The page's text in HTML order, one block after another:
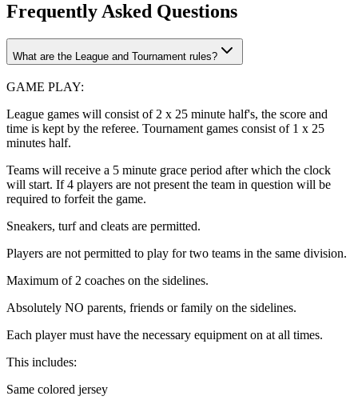
Frequently Asked Questions​​​​‌ ‍ ​‍​‍‌‍ ‌ ​‍‌‍‍‌‌‍‌ ‌‍‍‌‌‍ ‍​‍​‍​ ‍‍​‍​‍‌ ​ ‌‍​‌‌‍ ‍‌‍‍‌‌ ‌​‌ ‍‌​‍ ‍‌‍‍‌‌‍ ​‍​‍​‍ ​​‍​‍‌‍‍​‌ ​‍‌‍‌‌‌‍‌‍​‍​‍​ ‍‍​‍​‍‌‍‍​‌ ‌​‌ ‌​‌ ​​‌ ​ ​ ‍‍​‍ ​‍ ‌‍​ ‌‍‍​‌‍‌‌‌‍ ​‌ ​ ‌‍‌‌‌‍​‌‌ ​​‌‍‍‌‌‍‌‌‌ ​‍‌ ​ ​‍ ‍‌ ​ ‌‍​‌‌‍ ‍‌‍‍‌‌ ‌​‌ ‍‌​‍ ‍‌ ​ ‌ ‌​‌ ‌‌‌‍‌​‌‍‍‌‌‍ ​‍ ‌‍‍‌‌‍ ‍‌ ‌​‌‍‌‌‌‍ ‍‌ ‌​​‍ ‌‍‌‌‌‍‌​‌‍‍‌‌ ‌​​‍ ‌‍ ‌‌‍ ‌‍‌​‌‍‌‌​ ‌‌ ​​‌ ​‍‌‍‌‌‌ ​ ‌‍‌‌‌‍ ‍‌ ‌​‌‍​‌‌ ‌​‌‍‍‌‌‍ ‌‍ ‍​ ‍ ‌‍‍‌‌‍‌​​ ‌​ ‌‌​ ​‌‌‍‌​​ ‌‍​ ​‍​ ​​‌‍​‍​ ​‍​‍ ‌​ ‍‌​ ​​‌‍‌‍‌‍‌​​‍ ‌​ ‌​‌‍‌‍‌‍‌​‌‍​‍​‍ ‌​ ‍‌​ ‍‌‌‍‌​​ ​‍​‍ ‌​ ‌‍‌‍‌‍​ ‌ ​ ​ ‌‍​ ​ ​​​ ‍​​ ‌ ‌‍‌‌​ ‌‍​ ​​​ ​​​ ‍ ‌ ‌​‌ ‍‌‌ ​​‌‍‌‌​ ‌‌‍ ​‌‍‌‌‌‍​‌‌‍‌ ‌ ‌‌‌‍‌‌​ ‍ ‌ ​​‌‍​‌‌ ‌​‌‍‍​​ ‌‌ ​​‌‍​‌‌‍‌ ‌‍‌‌‌​​‍‌ ‌‌‌‍‍‌‌‍ ​‌‍‌​‌‍‌‌‌ ​‍​‍‌‌​ ‌‌‌​​‍‌‌ ‌‍‍ ‌‍‌‌‌ ‍‌​‍‌‌​ ​ ‌​‌​​‍‌‌​ ​ ‌​‌​​‍‌‌​ ​‍​ ​‍​ ​​​ ​​​ ​​‌‍‌‌​ ​‌‌‍​‌‌‍​ ‌‍​‌​ ​ ‌‍‌‌​ ​​​ ​​​‍‌‌​ ​‍​ ​‍​‍‌‌​ ‌‌‌​‌​​‍ ‍‌ ‌​‌‍‍‌‌ ‌​‌‍ ​‌‍‌‌​ ‌‍​‍‌‍​‌‌ ​ ‌‍‌‌‌‌‌‌‌ ​‍‌‍ ​​ ‌‌‍‍​‌ ‌​‌ ‌​‌ ​​‌ ​ ​‍‌‌​ ​ ‌​​‌​‍‌‌​ ​‍‌​‌‍​‍‌‌​ ​‍‌​‌‍‌‍​ ‌‍‍​‌‍‌‌‌‍ ​‌ ​ ‌‍‌‌‌‍​‌‌ ​​‌‍‍‌‌‍‌‌‌ ​‍‌ ​ ​‍ ‍‌ ​ ‌‍​‌‌‍ ‍‌‍‍‌‌ ‌​‌ ‍‌​‍ ‍‌ ​ ‌ ‌​‌ ‌‌‌‍‌​‌‍‍‌‌‍ ​‍‌‍‌‍‍‌‌‍‌​​ ‌​ ‌‌​ ​‌‌‍‌​​ ‌‍​ ​‍​ ​​‌‍​‍​ ​‍​‍ ‌​ ‍‌​ ​​‌‍‌‍‌‍‌​​‍ ‌​ ‌​‌‍‌‍‌‍‌​‌‍​‍​‍ ‌​ ‍‌​ ‍‌‌‍‌​​ ​‍​‍ ‌​ ‌‍‌‍‌‍​ ‌ ​ ​ ‌‍​ ​ ​​​ ‍​​ ‌ ‌‍‌‌​ ‌‍​ ​​​ ​​​‍‌‍‌ ‌​‌ ‍‌‌ ​​‌‍‌‌​ ‌‌‍ ​‌‍‌‌‌‍​‌‌‍‌ ‌ ‌‌‌‍‌‌​‍‌‍‌ ​​‌‍​‌‌ ‌​‌‍‍​​ ‌‌ ​​‌‍​‌‌‍‌ ‌‍‌‌‌​​‍‌ ‌‌‌‍‍‌‌‍ ​‌‍‌​‌‍‌‌‌ ​‍​‍‌‌​ ‌‌‌​​‍‌‌ ‌‍‍ ‌‍‌‌‌ ‍‌​‍‌‌​ ​ ‌​‌​​‍‌‌​ ​ ‌​‌​​‍‌‌​ ​‍​ ​‍​ ​​​ ​​​ ​​‌‍‌‌​ ​‌‌‍​‌‌‍​ ‌‍​‌​ ​ ‌‍‌‌​ ​​​ ​​​‍‌‌​ ​‍​ ​‍​‍‌‌​ ‌‌‌​‌​​‍ ‍‌ ‌​‌‍‍‌‌ ‌​‌‍ ​‌‍‌‌​‍‌‍‌ ​​‌‍‌‌‌ ​‍‌ ​ ‌ ​​‌‍‌‌‌‍​ ‌ ‌​‌‍‍‌‌ ‌‍‌‍‌‌​ ‌‌ ​​‌ ‌‌‌‍​‍‌‍ ​‌‍‍‌‌ ​ ‌‍‍​‌‍‌‌‌‍‌​​‍​‍‌ ‌
What are the League and Tournament rules?​​​​‌ ‍ ​‍​‍‌‍ ‌ ​‍‌‍‍‌‌‍‌ ‌‍‍‌‌‍ ‍​‍​‍​ ‍‍​‍​‍‌ ​ ‌‍​‌‌‍ ‍‌‍‍‌‌ ‌​‌ ‍‌​‍ ‍‌‍‍‌‌‍ ​‍​‍​‍ ​​‍​‍‌‍‍​‌ ​‍‌‍‌‌‌‍‌‍​‍​‍​ ‍‍​‍​‍‌‍‍​‌ ‌​‌ ‌​‌ ​​‌ ​ ​ ‍‍​‍ ​‍ ‌‍​ ‌‍‍​‌‍‌‌‌‍ ​‌ ​ ‌‍‌‌‌‍​‌‌ ​​‌‍‍‌‌‍‌‌‌ ​‍‌ ​ ​‍ ‍‌ ​ ‌‍​‌‌‍ ‍‌‍‍‌‌ ‌​‌ ‍‌​‍ ‍‌ ​ ‌ ‌​‌ ‌‌‌‍‌​‌‍‍‌‌‍ ​‍ ‌‍‍‌‌‍ ‍‌ ‌​‌‍‌‌‌‍ ‍‌ ‌​​‍ ‌‍‌‌‌‍‌​‌‍‍‌‌ ‌​​‍ ‌‍ ‌‌‍ ‌‍‌​‌‍‌‌​ ‌‌ ​​‌ ​‍‌‍‌‌‌ ​ ‌‍‌‌‌‍ ‍‌ ‌​‌‍​‌‌ ‌​‌‍‍‌‌‍ ‌‍ ‍​ ‍ ‌‍‍‌‌‍‌​​ ‌‌‍​‍​ ‌‌​ ‍​​ ‍‌​ ​‌​ ‍​‌‍‌‍​ ‍​​‍ ‌‌‍​‌‌‍​ ​ ‍​​ ‌​​‍ ‌​ ‌​​ ‌ ‌‍​‍​ ​‌​‍ ‌​ ‍​​ ​​​ ‌‌‌‍‌​​‍ ‌​ ​​​ ‌ ​ ​‌‌‍‌‍​ ​‌​ ‌‌​ ‍​​ ‍‌​ ‍​​ ‌‌​ ‌‌​ ​​​ ‍ ‌ ‌​‌ ‍‌‌ ​​‌‍‌‌​ ‌‌‍‌‍‌‍​‌‌ ​‌​ ‍ ‌ ​​‌‍​‌‌ ‌​‌‍‍​​ ‌‌ ‌​‌‍‍‌‌ ‌​‌‍ ​‌‍‌‌​ ‌‍​‍‌‍​‌‌ ​ ‌‍‌‌‌‌‌‌‌ ​‍‌‍ ​​ ‌‌‍‍​‌ ‌​‌ ‌​‌ ​​‌ ​ ​‍‌‌​ ​ ‌​​‌​‍‌‌​ ​‍‌​‌‍​‍‌‌​ ​‍‌​‌‍‌‍​ ‌‍‍​‌‍‌‌‌‍ ​‌ ​ ‌‍‌‌‌‍​‌‌ ​​‌‍‍‌‌‍‌‌‌ ​‍‌ ​ ​‍ ‍‌ ​ ‌‍​‌‌‍ ‍‌‍‍‌‌ ‌​‌ ‍‌​‍ ‍‌ ​ ‌ ‌​‌ ‌‌‌‍‌​‌‍‍‌‌‍ ​‍‌‍‌‍‍‌‌‍‌​​ ‌‌‍​‍​ ‌‌​ ‍​​ ‍‌​ ​‌​ ‍​‌‍‌‍​ ‍​​‍ ‌‌‍​‌‌‍​ ​ ‍​​ ‌​​‍ ‌​ ‌​​ ‌ ‌‍​‍​ ​‌​‍ ‌​ ‍​​ ​​​ ‌‌‌‍‌​​‍ ‌​ ​​​ ‌ ​ ​‌‌‍‌‍​ ​‌​ ‌‌​ ‍​​ ‍‌​ ‍​​ ‌‌​ ‌‌​ ​​​‍‌‍‌ ‌​‌ ‍‌‌ ​​‌‍‌‌​ ‌‌‍‌‍‌‍​‌‌ ​‌​‍‌‍‌ ​​‌‍​‌‌ ‌​‌‍‍​​ ‌‌ ‌​‌‍‍‌‌ ‌​‌‍ ​‌‍‌‌​‍‌‍‌ ​​‌‍‌‌‌ ​‍‌ ​ ‌ ​​‌‍‌‌‌‍​ ‌ ‌​‌‍‍‌‌ ‌‍‌‍‌‌​ ‌‌ ​​‌ ‌‌‌‍​‍‌‍ ​‌‍‍‌‌ ​ ‌‍‍​‌‍‌‌‌‍‌​​‍​‍‌ ‌
GAME PLAY:​​​​‌ ‍ ​‍​‍‌‍ ‌ ​‍‌‍‍‌‌‍‌ ‌‍‍‌‌‍ ‍​‍​‍​ ‍‍​‍​‍‌ ​ ‌‍​‌‌‍ ‍‌‍‍‌‌ ‌​‌ ‍‌​‍ ‍‌‍‍‌‌‍ ​‍​‍​‍ ​​‍​‍‌‍‍​‌ ​‍‌‍‌‌‌‍‌‍​‍​‍​ ‍‍​‍​‍‌‍‍​‌ ‌​‌ ‌​‌ ​​‌ ​ ​ ‍‍​‍ ​‍ ‌‍​ ‌‍‍​‌‍‌‌‌‍ ​‌ ​ ‌‍‌‌‌‍​‌‌ ​​‌‍‍‌‌‍‌‌‌ ​‍‌ ​ ​‍ ‍‌ ​ ‌‍​‌‌‍ ‍‌‍‍‌‌ ‌​‌ ‍‌​‍ ‍‌ ​ ‌ ‌​‌ ‌‌‌‍‌​‌‍‍‌‌‍ ​‍ ‌‍‍‌‌‍ ‍‌ ‌​‌‍‌‌‌‍ ‍‌ ‌​​‍ ‌‍‌‌‌‍‌​‌‍‍‌‌ ‌​​‍ ‌‍ ‌‌‍ ‌‍‌​‌‍‌‌​ ‌‌ ​​‌ ​‍‌‍‌‌‌ ​ ‌‍‌‌‌‍ ‍‌ ‌​‌‍​‌‌ ‌​‌‍‍‌‌‍ ‌‍ ‍​ ‍ ‌‍‍‌‌‍‌​​ ‌‌‍​‍​ ‌‌​ ‍​​ ‍‌​ ​‌​ ‍​‌‍‌‍​ ‍​​‍ ‌‌‍​‌‌‍​ ​ ‍​​ ‌​​‍ ‌​ ‌​​ ‌ ‌‍​‍​ ​‌​‍ ‌​ ‍​​ ​​​ ‌‌‌‍‌​​‍ ‌​ ​​​ ‌ ​ ​‌‌‍‌‍​ ​‌​ ‌‌​ ‍​​ ‍‌​ ‍​​ ‌‌​ ‌‌​ ​​​ ‍ ‌ ‌​‌ ‍‌‌ ​​‌‍‌‌​ ‌‌‍‌‍‌‍​‌‌ ​‌​ ‍ ‌ ​​‌‍​‌‌ ‌​‌‍‍​​ ‌‌ ​‍‌‍‍‌‌‍​ ‌‍‍​‌‌‌​‌‍‌‌‌ ‍​‌ ‌​​‍‌‌​ ‌‌‌​​‍‌‌ ‌‍‍ ‌‍‌‌‌ ‍‌​‍‌‌​ ​ ‌​‌​​‍‌‌​ ​ ‌​‌​​‍‌‌​ ​‍​ ​‍​ ​‍‌‍​‍​ ​‌‌‍‌​​ ‌‍​ ​ ‌‍​‍​ ‌‌​ ‌‍​ ‍‌​ ​ ​ ‌‌​‍‌‌​ ​‍​ ​‍​‍‌‌​ ‌‌‌​‌​​‍ ‍‌‍​ ‌‍‍​‌‍‍‌‌‍ ​‌‍‌​‌ ​‍‌‍‌‌‌‍ ‍​‍‌‌​ ‌‌‌​​‍‌‌ ‌‍‍ ‌‍‌‌‌ ‍‌​‍‌‌​ ​ ‌​‌​​‍‌‌​ ​ ‌​‌​​‍‌‌​ ​‍​ ​‍‌‍​‍​ ​‍​ ​‍​ ‍‌​ ​ ​ ‍‌​ ​​​ ‌​​ ‍​​ ‌​​ ‍‌‌‍‌​​‍‌‌​ ​‍​ ​‍​‍‌‌​ ‌‌‌​‌​​‍ ‍‌ ‌​‌‍‌‌‌ ‍​‌ ‌​​ ‌‍​‍‌‍​‌‌ ​ ‌‍‌‌‌‌‌‌‌ ​‍‌‍ ​​ ‌‌‍‍​‌ ‌​‌ ‌​‌ ​​‌ ​ ​‍‌‌​ ​ ‌​​‌​‍‌‌​ ​‍‌​‌‍​‍‌‌​ ​‍‌​‌‍‌‍​ ‌‍‍​‌‍‌‌‌‍ ​‌ ​ ‌‍‌‌‌‍​‌‌ ​​‌‍‍‌‌‍‌‌‌ ​‍‌ ​ ​‍ ‍‌ ​ ‌‍​‌‌‍ ‍‌‍‍‌‌ ‌​‌ ‍‌​‍ ‍‌ ​ ‌ ‌​‌ ‌‌‌‍‌​‌‍‍‌‌‍ ​‍‌‍‌‍‍‌‌‍‌​​ ‌‌‍​‍​ ‌‌​ ‍​​ ‍‌​ ​‌​ ‍​‌‍‌‍​ ‍​​‍ ‌‌‍​‌‌‍​ ​ ‍​​ ‌​​‍ ‌​ ‌​​ ‌ ‌‍​‍​ ​‌​‍ ‌​ ‍​​ ​​​ ‌‌‌‍‌​​‍ ‌​ ​​​ ‌ ​ ​‌‌‍‌‍​ ​‌​ ‌‌​ ‍​​ ‍‌​ ‍​​ ‌‌​ ‌‌​ ​​​‍‌‍‌ ‌​‌ ‍‌‌ ​​‌‍‌‌​ ‌‌‍‌‍‌‍​‌‌ ​‌​‍‌‍‌ ​​‌‍​‌‌ ‌​‌‍‍​​ ‌‌ ​‍‌‍‍‌‌‍​ ‌‍‍​‌‌‌​‌‍‌‌‌ ‍​‌ ‌​​‍‌‌​ ‌‌‌​​‍‌‌ ‌‍‍ ‌‍‌‌‌ ‍‌​‍‌‌​ ​ ‌​‌​​‍‌‌​ ​ ‌​‌​​‍‌‌​ ​‍​ ​‍​ ​‍‌‍​‍​ ​‌‌‍‌​​ ‌‍​ ​ ‌‍​‍​ ‌‌​ ‌‍​ ‍‌​ ​ ​ ‌‌​‍‌‌​ ​‍​ ​‍​‍‌‌​ ‌‌‌​‌​​‍ ‍‌‍​ ‌‍‍​‌‍‍‌‌‍ ​‌‍‌​‌ ​‍‌‍‌‌‌‍ ‍​‍‌‌​ ‌‌‌​​‍‌‌ ‌‍‍ ‌‍‌‌‌ ‍‌​‍‌‌​ ​ ‌​‌​​‍‌‌​ ​ ‌​‌​​‍‌‌​ ​‍​ ​‍‌‍​‍​ ​‍​ ​‍​ ‍‌​ ​ ​ ‍‌​ ​​​ ‌​​ ‍​​ ‌​​ ‍‌‌‍‌​​‍‌‌​ ​‍​ ​‍​‍‌‌​ ‌‌‌​‌​​‍ ‍‌ ‌​‌‍‌‌‌ ‍​‌ ‌​​‍‌‍‌ ​​‌‍‌‌‌ ​‍‌ ​ ‌ ​​‌‍‌‌‌‍​ ‌ ‌​‌‍‍‌‌ ‌‍‌‍‌‌​ ‌‌ ​​‌ ‌‌‌‍​‍‌‍ ​‌‍‍‌‌ ​ ‌‍‍​‌‍‌‌‌‍‌​​‍​‍‌ ‌
League games will consist of 2 x 25 minute half's, the score and
time is kept by the referee. Tournament games consist of 1 x 25
minutes half.​​​​‌ ‍ ​‍​‍‌‍ ‌ ​‍‌‍‍‌‌‍‌ ‌‍‍‌‌‍ ‍​‍​‍​ ‍‍​‍​‍‌ ​ ‌‍​‌‌‍ ‍‌‍‍‌‌ ‌​‌ ‍‌​‍ ‍‌‍‍‌‌‍ ​‍​‍​‍ ​​‍​‍‌‍‍​‌ ​‍‌‍‌‌‌‍‌‍​‍​‍​ ‍‍​‍​‍‌‍‍​‌ ‌​‌ ‌​‌ ​​‌ ​ ​ ‍‍​‍ ​‍ ‌‍​ ‌‍‍​‌‍‌‌‌‍ ​‌ ​ ‌‍‌‌‌‍​‌‌ ​​‌‍‍‌‌‍‌‌‌ ​‍‌ ​ ​‍ ‍‌ ​ ‌‍​‌‌‍ ‍‌‍‍‌‌ ‌​‌ ‍‌​‍ ‍‌ ​ ‌ ‌​‌ ‌‌‌‍‌​‌‍‍‌‌‍ ​‍ ‌‍‍‌‌‍ ‍‌ ‌​‌‍‌‌‌‍ ‍‌ ‌​​‍ ‌‍‌‌‌‍‌​‌‍‍‌‌ ‌​​‍ ‌‍ ‌‌‍ ‌‍‌​‌‍‌‌​ ‌‌ ​​‌ ​‍‌‍‌‌‌ ​ ‌‍‌‌‌‍ ‍‌ ‌​‌‍​‌‌ ‌​‌‍‍‌‌‍ ‌‍ ‍​ ‍ ‌‍‍‌‌‍‌​​ ‌‌‍​‍​ ‌‌​ ‍​​ ‍‌​ ​‌​ ‍​‌‍‌‍​ ‍​​‍ ‌‌‍​‌‌‍​ ​ ‍​​ ‌​​‍ ‌​ ‌​​ ‌ ‌‍​‍​ ​‌​‍ ‌​ ‍​​ ​​​ ‌‌‌‍‌​​‍ ‌​ ​​​ ‌ ​ ​‌‌‍‌‍​ ​‌​ ‌‌​ ‍​​ ‍‌​ ‍​​ ‌‌​ ‌‌​ ​​​ ‍ ‌ ‌​‌ ‍‌‌ ​​‌‍‌‌​ ‌‌‍‌‍‌‍​‌‌ ​‌​ ‍ ‌ ​​‌‍​‌‌ ‌​‌‍‍​​ ‌‌ ​‍‌‍‍‌‌‍​ ‌‍‍​‌‌‌​‌‍‌‌‌ ‍​‌ ‌​​‍‌‌​ ‌‌‌​​‍‌‌ ‌‍‍ ‌‍‌‌‌ ‍‌​‍‌‌​ ​ ‌​‌​​‍‌‌​ ​ ‌​‌​​‍‌‌​ ​‍​ ​‍‌‍‌‍​ ​‍​ ​​​ ‌‌​ ​​‌‍​ ​ ‌‍​ ​​‌‍‌‍​ ‌‌‌‍‌​​ ​‍​‍‌‌​ ​‍​ ​‍​‍‌‌​ ‌‌‌​‌​​‍ ‍‌‍​ ‌‍‍​‌‍‍‌‌‍ ​‌‍‌​‌ ​‍‌‍‌‌‌‍ ‍​‍‌‌​ ‌‌‌​​‍‌‌ ‌‍‍ ‌‍‌‌‌ ‍‌​‍‌‌​ ​ ‌​‌​​‍‌‌​ ​ ‌​‌​​‍‌‌​ ​‍​ ​‍‌‍‌​‌‍​ ​ ​‌​ ‍​‌‍‌‍‌‍‌‍​ ‌ ​ ‌‌‌‍​‌​ ​‍‌‍‌‌​ ‍​​‍‌‌​ ​‍​ ​‍​‍‌‌​ ‌‌‌​‌​​‍ ‍‌ ‌​‌‍‌‌‌ ‍​‌ ‌​​ ‌‍​‍‌‍​‌‌ ​ ‌‍‌‌‌‌‌‌‌ ​‍‌‍ ​​ ‌‌‍‍​‌ ‌​‌ ‌​‌ ​​‌ ​ ​‍‌‌​ ​ ‌​​‌​‍‌‌​ ​‍‌​‌‍​‍‌‌​ ​‍‌​‌‍‌‍​ ‌‍‍​‌‍‌‌‌‍ ​‌ ​ ‌‍‌‌‌‍​‌‌ ​​‌‍‍‌‌‍‌‌‌ ​‍‌ ​ ​‍ ‍‌ ​ ‌‍​‌‌‍ ‍‌‍‍‌‌ ‌​‌ ‍‌​‍ ‍‌ ​ ‌ ‌​‌ ‌‌‌‍‌​‌‍‍‌‌‍ ​‍‌‍‌‍‍‌‌‍‌​​ ‌‌‍​‍​ ‌‌​ ‍​​ ‍‌​ ​‌​ ‍​‌‍‌‍​ ‍​​‍ ‌‌‍​‌‌‍​ ​ ‍​​ ‌​​‍ ‌​ ‌​​ ‌ ‌‍​‍​ ​‌​‍ ‌​ ‍​​ ​​​ ‌‌‌‍‌​​‍ ‌​ ​​​ ‌ ​ ​‌‌‍‌‍​ ​‌​ ‌‌​ ‍​​ ‍‌​ ‍​​ ‌‌​ ‌‌​ ​​​‍‌‍‌ ‌​‌ ‍‌‌ ​​‌‍‌‌​ ‌‌‍‌‍‌‍​‌‌ ​‌​‍‌‍‌ ​​‌‍​‌‌ ‌​‌‍‍​​ ‌‌ ​‍‌‍‍‌‌‍​ ‌‍‍​‌‌‌​‌‍‌‌‌ ‍​‌ ‌​​‍‌‌​ ‌‌‌​​‍‌‌ ‌‍‍ ‌‍‌‌‌ ‍‌​‍‌‌​ ​ ‌​‌​​‍‌‌​ ​ ‌​‌​​‍‌‌​ ​‍​ ​‍‌‍‌‍​ ​‍​ ​​​ ‌‌​ ​​‌‍​ ​ ‌‍​ ​​‌‍‌‍​ ‌‌‌‍‌​​ ​‍​‍‌‌​ ​‍​ ​‍​‍‌‌​ ‌‌‌​‌​​‍ ‍‌‍​ ‌‍‍​‌‍‍‌‌‍ ​‌‍‌​‌ ​‍‌‍‌‌‌‍ ‍​‍‌‌​ ‌‌‌​​‍‌‌ ‌‍‍ ‌‍‌‌‌ ‍‌​‍‌‌​ ​ ‌​‌​​‍‌‌​ ​ ‌​‌​​‍‌‌​ ​‍​ ​‍‌‍‌​‌‍​ ​ ​‌​ ‍​‌‍‌‍‌‍‌‍​ ‌ ​ ‌‌‌‍​‌​ ​‍‌‍‌‌​ ‍​​‍‌‌​ ​‍​ ​‍​‍‌‌​ ‌‌‌​‌​​‍ ‍‌ ‌​‌‍‌‌‌ ‍​‌ ‌​​‍‌‍‌ ​​‌‍‌‌‌ ​‍‌ ​ ‌ ​​‌‍‌‌‌‍​ ‌ ‌​‌‍‍‌‌ ‌‍‌‍‌‌​ ‌‌ ​​‌ ‌‌‌‍​‍‌‍ ​‌‍‍‌‌ ​ ‌‍‍​‌‍‌‌‌‍‌​​‍​‍‌ ‌
Teams will receive a 5 minute grace period after which the clock
will start. If 4 players are not present the team in question will be
required to forfeit the game.​​​​‌ ‍ ​‍​‍‌‍ ‌ ​‍‌‍‍‌‌‍‌ ‌‍‍‌‌‍ ‍​‍​‍​ ‍‍​‍​‍‌ ​ ‌‍​‌‌‍ ‍‌‍‍‌‌ ‌​‌ ‍‌​‍ ‍‌‍‍‌‌‍ ​‍​‍​‍ ​​‍​‍‌‍‍​‌ ​‍‌‍‌‌‌‍‌‍​‍​‍​ ‍‍​‍​‍‌‍‍​‌ ‌​‌ ‌​‌ ​​‌ ​ ​ ‍‍​‍ ​‍ ‌‍​ ‌‍‍​‌‍‌‌‌‍ ​‌ ​ ‌‍‌‌‌‍​‌‌ ​​‌‍‍‌‌‍‌‌‌ ​‍‌ ​ ​‍ ‍‌ ​ ‌‍​‌‌‍ ‍‌‍‍‌‌ ‌​‌ ‍‌​‍ ‍‌ ​ ‌ ‌​‌ ‌‌‌‍‌​‌‍‍‌‌‍ ​‍ ‌‍‍‌‌‍ ‍‌ ‌​‌‍‌‌‌‍ ‍‌ ‌​​‍ ‌‍‌‌‌‍‌​‌‍‍‌‌ ‌​​‍ ‌‍ ‌‌‍ ‌‍‌​‌‍‌‌​ ‌‌ ​​‌ ​‍‌‍‌‌‌ ​ ‌‍‌‌‌‍ ‍‌ ‌​‌‍​‌‌ ‌​‌‍‍‌‌‍ ‌‍ ‍​ ‍ ‌‍‍‌‌‍‌​​ ‌‌‍​‍​ ‌‌​ ‍​​ ‍‌​ ​‌​ ‍​‌‍‌‍​ ‍​​‍ ‌‌‍​‌‌‍​ ​ ‍​​ ‌​​‍ ‌​ ‌​​ ‌ ‌‍​‍​ ​‌​‍ ‌​ ‍​​ ​​​ ‌‌‌‍‌​​‍ ‌​ ​​​ ‌ ​ ​‌‌‍‌‍​ ​‌​ ‌‌​ ‍​​ ‍‌​ ‍​​ ‌‌​ ‌‌​ ​​​ ‍ ‌ ‌​‌ ‍‌‌ ​​‌‍‌‌​ ‌‌‍‌‍‌‍​‌‌ ​‌​ ‍ ‌ ​​‌‍​‌‌ ‌​‌‍‍​​ ‌‌ ​‍‌‍‍‌‌‍​ ‌‍‍​‌‌‌​‌‍‌‌‌ ‍​‌ ‌​​‍‌‌​ ‌‌‌​​‍‌‌ ‌‍‍ ‌‍‌‌‌ ‍‌​‍‌‌​ ​ ‌​‌​​‍‌‌​ ​ ‌​‌​​‍‌‌​ ​‍​ ​‍‌‍​ ​ ‌​​ ‌‌‌‍​‍​ ‍​​ ​‌‌‍‌‍‌‍​ ‌‍‌​‌‍​‍​ ‌ ​ ‍​​‍‌‌​ ​‍​ ​‍​‍‌‌​ ‌‌‌​‌​​‍ ‍‌‍​ ‌‍‍​‌‍‍‌‌‍ ​‌‍‌​‌ ​‍‌‍‌‌‌‍ ‍​‍‌‌​ ‌‌‌​​‍‌‌ ‌‍‍ ‌‍‌‌‌ ‍‌​‍‌‌​ ​ ‌​‌​​‍‌‌​ ​ ‌​‌​​‍‌‌​ ​‍​ ​‍‌‍​‍​ ‌‌‌‍‌​​ ‌‍​ ‌‌​ ‍‌​ ​‍​ ‌‌​ ‌​‌‍​ ​ ​‌‌‍‌‍​‍‌‌​ ​‍​ ​‍​‍‌‌​ ‌‌‌​‌​​‍ ‍‌ ‌​‌‍‌‌‌ ‍​‌ ‌​​ ‌‍​‍‌‍​‌‌ ​ ‌‍‌‌‌‌‌‌‌ ​‍‌‍ ​​ ‌‌‍‍​‌ ‌​‌ ‌​‌ ​​‌ ​ ​‍‌‌​ ​ ‌​​‌​‍‌‌​ ​‍‌​‌‍​‍‌‌​ ​‍‌​‌‍‌‍​ ‌‍‍​‌‍‌‌‌‍ ​‌ ​ ‌‍‌‌‌‍​‌‌ ​​‌‍‍‌‌‍‌‌‌ ​‍‌ ​ ​‍ ‍‌ ​ ‌‍​‌‌‍ ‍‌‍‍‌‌ ‌​‌ ‍‌​‍ ‍‌ ​ ‌ ‌​‌ ‌‌‌‍‌​‌‍‍‌‌‍ ​‍‌‍‌‍‍‌‌‍‌​​ ‌‌‍​‍​ ‌‌​ ‍​​ ‍‌​ ​‌​ ‍​‌‍‌‍​ ‍​​‍ ‌‌‍​‌‌‍​ ​ ‍​​ ‌​​‍ ‌​ ‌​​ ‌ ‌‍​‍​ ​‌​‍ ‌​ ‍​​ ​​​ ‌‌‌‍‌​​‍ ‌​ ​​​ ‌ ​ ​‌‌‍‌‍​ ​‌​ ‌‌​ ‍​​ ‍‌​ ‍​​ ‌‌​ ‌‌​ ​​​‍‌‍‌ ‌​‌ ‍‌‌ ​​‌‍‌‌​ ‌‌‍‌‍‌‍​‌‌ ​‌​‍‌‍‌ ​​‌‍​‌‌ ‌​‌‍‍​​ ‌‌ ​‍‌‍‍‌‌‍​ ‌‍‍​‌‌‌​‌‍‌‌‌ ‍​‌ ‌​​‍‌‌​ ‌‌‌​​‍‌‌ ‌‍‍ ‌‍‌‌‌ ‍‌​‍‌‌​ ​ ‌​‌​​‍‌‌​ ​ ‌​‌​​‍‌‌​ ​‍​ ​‍‌‍​ ​ ‌​​ ‌‌‌‍​‍​ ‍​​ ​‌‌‍‌‍‌‍​ ‌‍‌​‌‍​‍​ ‌ ​ ‍​​‍‌‌​ ​‍​ ​‍​‍‌‌​ ‌‌‌​‌​​‍ ‍‌‍​ ‌‍‍​‌‍‍‌‌‍ ​‌‍‌​‌ ​‍‌‍‌‌‌‍ ‍​‍‌‌​ ‌‌‌​​‍‌‌ ‌‍‍ ‌‍‌‌‌ ‍‌​‍‌‌​ ​ ‌​‌​​‍‌‌​ ​ ‌​‌​​‍‌‌​ ​‍​ ​‍‌‍​‍​ ‌‌‌‍‌​​ ‌‍​ ‌‌​ ‍‌​ ​‍​ ‌‌​ ‌​‌‍​ ​ ​‌‌‍‌‍​‍‌‌​ ​‍​ ​‍​‍‌‌​ ‌‌‌​‌​​‍ ‍‌ ‌​‌‍‌‌‌ ‍​‌ ‌​​‍‌‍‌ ​​‌‍‌‌‌ ​‍‌ ​ ‌ ​​‌‍‌‌‌‍​ ‌ ‌​‌‍‍‌‌ ‌‍‌‍‌‌​ ‌‌ ​​‌ ‌‌‌‍​‍‌‍ ​‌‍‍‌‌ ​ ‌‍‍​‌‍‌‌‌‍‌​​‍​‍‌ ‌
Sneakers, turf and cleats are permitted.​​​​‌ ‍ ​‍​‍‌‍ ‌ ​‍‌‍‍‌‌‍‌ ‌‍‍‌‌‍ ‍​‍​‍​ ‍‍​‍​‍‌ ​ ‌‍​‌‌‍ ‍‌‍‍‌‌ ‌​‌ ‍‌​‍ ‍‌‍‍‌‌‍ ​‍​‍​‍ ​​‍​‍‌‍‍​‌ ​‍‌‍‌‌‌‍‌‍​‍​‍​ ‍‍​‍​‍‌‍‍​‌ ‌​‌ ‌​‌ ​​‌ ​ ​ ‍‍​‍ ​‍ ‌‍​ ‌‍‍​‌‍‌‌‌‍ ​‌ ​ ‌‍‌‌‌‍​‌‌ ​​‌‍‍‌‌‍‌‌‌ ​‍‌ ​ ​‍ ‍‌ ​ ‌‍​‌‌‍ ‍‌‍‍‌‌ ‌​‌ ‍‌​‍ ‍‌ ​ ‌ ‌​‌ ‌‌‌‍‌​‌‍‍‌‌‍ ​‍ ‌‍‍‌‌‍ ‍‌ ‌​‌‍‌‌‌‍ ‍‌ ‌​​‍ ‌‍‌‌‌‍‌​‌‍‍‌‌ ‌​​‍ ‌‍ ‌‌‍ ‌‍‌​‌‍‌‌​ ‌‌ ​​‌ ​‍‌‍‌‌‌ ​ ‌‍‌‌‌‍ ‍‌ ‌​‌‍​‌‌ ‌​‌‍‍‌‌‍ ‌‍ ‍​ ‍ ‌‍‍‌‌‍‌​​ ‌‌‍​‍​ ‌‌​ ‍​​ ‍‌​ ​‌​ ‍​‌‍‌‍​ ‍​​‍ ‌‌‍​‌‌‍​ ​ ‍​​ ‌​​‍ ‌​ ‌​​ ‌ ‌‍​‍​ ​‌​‍ ‌​ ‍​​ ​​​ ‌‌‌‍‌​​‍ ‌​ ​​​ ‌ ​ ​‌‌‍‌‍​ ​‌​ ‌‌​ ‍​​ ‍‌​ ‍​​ ‌‌​ ‌‌​ ​​​ ‍ ‌ ‌​‌ ‍‌‌ ​​‌‍‌‌​ ‌‌‍‌‍‌‍​‌‌ ​‌​ ‍ ‌ ​​‌‍​‌‌ ‌​‌‍‍​​ ‌‌ ​‍‌‍‍‌‌‍​ ‌‍‍​‌‌‌​‌‍‌‌‌ ‍​‌ ‌​​‍‌‌​ ‌‌‌​​‍‌‌ ‌‍‍ ‌‍‌‌‌ ‍‌​‍‌‌​ ​ ‌​‌​​‍‌‌​ ​ ‌​‌​​‍‌‌​ ​‍​ ​‍​ ​​​ ‍‌​ ​​​ ​‍‌‍‌‌​ ​‌‌‍​ ​ ​​​ ​‍​ ‌‍​ ‌‌‌‍​‍​‍‌‌​ ​‍​ ​‍​‍‌‌​ ‌‌‌​‌​​‍ ‍‌‍​ ‌‍‍​‌‍‍‌‌‍ ​‌‍‌​‌ ​‍‌‍‌‌‌‍ ‍​‍‌‌​ ‌‌‌​​‍‌‌ ‌‍‍ ‌‍‌‌‌ ‍‌​‍‌‌​ ​ ‌​‌​​‍‌‌​ ​ ‌​‌​​‍‌‌​ ​‍​ ​‍​ ‌‌‌‍‌​‌‍​‌‌‍​‍​ ‌‌‌‍‌‌​ ​ ​ ‌‍‌‍‌​‌‍​‍‌‍‌‍​ ​‍​‍‌‌​ ​‍​ ​‍​‍‌‌​ ‌‌‌​‌​​‍ ‍‌ ‌​‌‍‌‌‌ ‍​‌ ‌​​ ‌‍​‍‌‍​‌‌ ​ ‌‍‌‌‌‌‌‌‌ ​‍‌‍ ​​ ‌‌‍‍​‌ ‌​‌ ‌​‌ ​​‌ ​ ​‍‌‌​ ​ ‌​​‌​‍‌‌​ ​‍‌​‌‍​‍‌‌​ ​‍‌​‌‍‌‍​ ‌‍‍​‌‍‌‌‌‍ ​‌ ​ ‌‍‌‌‌‍​‌‌ ​​‌‍‍‌‌‍‌‌‌ ​‍‌ ​ ​‍ ‍‌ ​ ‌‍​‌‌‍ ‍‌‍‍‌‌ ‌​‌ ‍‌​‍ ‍‌ ​ ‌ ‌​‌ ‌‌‌‍‌​‌‍‍‌‌‍ ​‍‌‍‌‍‍‌‌‍‌​​ ‌‌‍​‍​ ‌‌​ ‍​​ ‍‌​ ​‌​ ‍​‌‍‌‍​ ‍​​‍ ‌‌‍​‌‌‍​ ​ ‍​​ ‌​​‍ ‌​ ‌​​ ‌ ‌‍​‍​ ​‌​‍ ‌​ ‍​​ ​​​ ‌‌‌‍‌​​‍ ‌​ ​​​ ‌ ​ ​‌‌‍‌‍​ ​‌​ ‌‌​ ‍​​ ‍‌​ ‍​​ ‌‌​ ‌‌​ ​​​‍‌‍‌ ‌​‌ ‍‌‌ ​​‌‍‌‌​ ‌‌‍‌‍‌‍​‌‌ ​‌​‍‌‍‌ ​​‌‍​‌‌ ‌​‌‍‍​​ ‌‌ ​‍‌‍‍‌‌‍​ ‌‍‍​‌‌‌​‌‍‌‌‌ ‍​‌ ‌​​‍‌‌​ ‌‌‌​​‍‌‌ ‌‍‍ ‌‍‌‌‌ ‍‌​‍‌‌​ ​ ‌​‌​​‍‌‌​ ​ ‌​‌​​‍‌‌​ ​‍​ ​‍​ ​​​ ‍‌​ ​​​ ​‍‌‍‌‌​ ​‌‌‍​ ​ ​​​ ​‍​ ‌‍​ ‌‌‌‍​‍​‍‌‌​ ​‍​ ​‍​‍‌‌​ ‌‌‌​‌​​‍ ‍‌‍​ ‌‍‍​‌‍‍‌‌‍ ​‌‍‌​‌ ​‍‌‍‌‌‌‍ ‍​‍‌‌​ ‌‌‌​​‍‌‌ ‌‍‍ ‌‍‌‌‌ ‍‌​‍‌‌​ ​ ‌​‌​​‍‌‌​ ​ ‌​‌​​‍‌‌​ ​‍​ ​‍​ ‌‌‌‍‌​‌‍​‌‌‍​‍​ ‌‌‌‍‌‌​ ​ ​ ‌‍‌‍‌​‌‍​‍‌‍‌‍​ ​‍​‍‌‌​ ​‍​ ​‍​‍‌‌​ ‌‌‌​‌​​‍ ‍‌ ‌​‌‍‌‌‌ ‍​‌ ‌​​‍‌‍‌ ​​‌‍‌‌‌ ​‍‌ ​ ‌ ​​‌‍‌‌‌‍​ ‌ ‌​‌‍‍‌‌ ‌‍‌‍‌‌​ ‌‌ ​​‌ ‌‌‌‍​‍‌‍ ​‌‍‍‌‌ ​ ‌‍‍​‌‍‌‌‌‍‌​​‍​‍‌ ‌
Players are not permitted to play for two teams in the same division.​​​​‌ ‍ ​‍​‍‌‍ ‌ ​‍‌‍‍‌‌‍‌ ‌‍‍‌‌‍ ‍​‍​‍​ ‍‍​‍​‍‌ ​ ‌‍​‌‌‍ ‍‌‍‍‌‌ ‌​‌ ‍‌​‍ ‍‌‍‍‌‌‍ ​‍​‍​‍ ​​‍​‍‌‍‍​‌ ​‍‌‍‌‌‌‍‌‍​‍​‍​ ‍‍​‍​‍‌‍‍​‌ ‌​‌ ‌​‌ ​​‌ ​ ​ ‍‍​‍ ​‍ ‌‍​ ‌‍‍​‌‍‌‌‌‍ ​‌ ​ ‌‍‌‌‌‍​‌‌ ​​‌‍‍‌‌‍‌‌‌ ​‍‌ ​ ​‍ ‍‌ ​ ‌‍​‌‌‍ ‍‌‍‍‌‌ ‌​‌ ‍‌​‍ ‍‌ ​ ‌ ‌​‌ ‌‌‌‍‌​‌‍‍‌‌‍ ​‍ ‌‍‍‌‌‍ ‍‌ ‌​‌‍‌‌‌‍ ‍‌ ‌​​‍ ‌‍‌‌‌‍‌​‌‍‍‌‌ ‌​​‍ ‌‍ ‌‌‍ ‌‍‌​‌‍‌‌​ ‌‌ ​​‌ ​‍‌‍‌‌‌ ​ ‌‍‌‌‌‍ ‍‌ ‌​‌‍​‌‌ ‌​‌‍‍‌‌‍ ‌‍ ‍​ ‍ ‌‍‍‌‌‍‌​​ ‌‌‍​‍​ ‌‌​ ‍​​ ‍‌​ ​‌​ ‍​‌‍‌‍​ ‍​​‍ ‌‌‍​‌‌‍​ ​ ‍​​ ‌​​‍ ‌​ ‌​​ ‌ ‌‍​‍​ ​‌​‍ ‌​ ‍​​ ​​​ ‌‌‌‍‌​​‍ ‌​ ​​​ ‌ ​ ​‌‌‍‌‍​ ​‌​ ‌‌​ ‍​​ ‍‌​ ‍​​ ‌‌​ ‌‌​ ​​​ ‍ ‌ ‌​‌ ‍‌‌ ​​‌‍‌‌​ ‌‌‍‌‍‌‍​‌‌ ​‌​ ‍ ‌ ​​‌‍​‌‌ ‌​‌‍‍​​ ‌‌ ​‍‌‍‍‌‌‍​ ‌‍‍​‌‌‌​‌‍‌‌‌ ‍​‌ ‌​​‍‌‌​ ‌‌‌​​‍‌‌ ‌‍‍ ‌‍‌‌‌ ‍‌​‍‌‌​ ​ ‌​‌​​‍‌‌​ ​ ‌​‌​​‍‌‌​ ​‍​ ​‍​ ‍​‌‍​ ​ ‌‌​ ‍‌‌‍​ ‌‍‌​​ ‍​​ ​‌​ ​​​ ‍‌‌‍‌​​ ​‍​‍‌‌​ ​‍​ ​‍​‍‌‌​ ‌‌‌​‌​​‍ ‍‌‍​ ‌‍‍​‌‍‍‌‌‍ ​‌‍‌​‌ ​‍‌‍‌‌‌‍ ‍​‍‌‌​ ‌‌‌​​‍‌‌ ‌‍‍ ‌‍‌‌‌ ‍‌​‍‌‌​ ​ ‌​‌​​‍‌‌​ ​ ‌​‌​​‍‌‌​ ​‍​ ​‍​ ‌​‌‍​ ‌‍‌‍​ ‌​‌‍‌‍​ ‍‌‌‍​‍​ ‌‍‌‍‌‍​ ​‌‌‍‌​‌‍​ ​‍‌‌​ ​‍​ ​‍​‍‌‌​ ‌‌‌​‌​​‍ ‍‌ ‌​‌‍‌‌‌ ‍​‌ ‌​​ ‌‍​‍‌‍​‌‌ ​ ‌‍‌‌‌‌‌‌‌ ​‍‌‍ ​​ ‌‌‍‍​‌ ‌​‌ ‌​‌ ​​‌ ​ ​‍‌‌​ ​ ‌​​‌​‍‌‌​ ​‍‌​‌‍​‍‌‌​ ​‍‌​‌‍‌‍​ ‌‍‍​‌‍‌‌‌‍ ​‌ ​ ‌‍‌‌‌‍​‌‌ ​​‌‍‍‌‌‍‌‌‌ ​‍‌ ​ ​‍ ‍‌ ​ ‌‍​‌‌‍ ‍‌‍‍‌‌ ‌​‌ ‍‌​‍ ‍‌ ​ ‌ ‌​‌ ‌‌‌‍‌​‌‍‍‌‌‍ ​‍‌‍‌‍‍‌‌‍‌​​ ‌‌‍​‍​ ‌‌​ ‍​​ ‍‌​ ​‌​ ‍​‌‍‌‍​ ‍​​‍ ‌‌‍​‌‌‍​ ​ ‍​​ ‌​​‍ ‌​ ‌​​ ‌ ‌‍​‍​ ​‌​‍ ‌​ ‍​​ ​​​ ‌‌‌‍‌​​‍ ‌​ ​​​ ‌ ​ ​‌‌‍‌‍​ ​‌​ ‌‌​ ‍​​ ‍‌​ ‍​​ ‌‌​ ‌‌​ ​​​‍‌‍‌ ‌​‌ ‍‌‌ ​​‌‍‌‌​ ‌‌‍‌‍‌‍​‌‌ ​‌​‍‌‍‌ ​​‌‍​‌‌ ‌​‌‍‍​​ ‌‌ ​‍‌‍‍‌‌‍​ ‌‍‍​‌‌‌​‌‍‌‌‌ ‍​‌ ‌​​‍‌‌​ ‌‌‌​​‍‌‌ ‌‍‍ ‌‍‌‌‌ ‍‌​‍‌‌​ ​ ‌​‌​​‍‌‌​ ​ ‌​‌​​‍‌‌​ ​‍​ ​‍​ ‍​‌‍​ ​ ‌‌​ ‍‌‌‍​ ‌‍‌​​ ‍​​ ​‌​ ​​​ ‍‌‌‍‌​​ ​‍​‍‌‌​ ​‍​ ​‍​‍‌‌​ ‌‌‌​‌​​‍ ‍‌‍​ ‌‍‍​‌‍‍‌‌‍ ​‌‍‌​‌ ​‍‌‍‌‌‌‍ ‍​‍‌‌​ ‌‌‌​​‍‌‌ ‌‍‍ ‌‍‌‌‌ ‍‌​‍‌‌​ ​ ‌​‌​​‍‌‌​ ​ ‌​‌​​‍‌‌​ ​‍​ ​‍​ ‌​‌‍​ ‌‍‌‍​ ‌​‌‍‌‍​ ‍‌‌‍​‍​ ‌‍‌‍‌‍​ ​‌‌‍‌​‌‍​ ​‍‌‌​ ​‍​ ​‍​‍‌‌​ ‌‌‌​‌​​‍ ‍‌ ‌​‌‍‌‌‌ ‍​‌ ‌​​‍‌‍‌ ​​‌‍‌‌‌ ​‍‌ ​ ‌ ​​‌‍‌‌‌‍​ ‌ ‌​‌‍‍‌‌ ‌‍‌‍‌‌​ ‌‌ ​​‌ ‌‌‌‍​‍‌‍ ​‌‍‍‌‌ ​ ‌‍‍​‌‍‌‌‌‍‌​​‍​‍‌ ‌
Maximum of 2 coaches on the sidelines.​​​​‌ ‍ ​‍​‍‌‍ ‌ ​‍‌‍‍‌‌‍‌ ‌‍‍‌‌‍ ‍​‍​‍​ ‍‍​‍​‍‌ ​ ‌‍​‌‌‍ ‍‌‍‍‌‌ ‌​‌ ‍‌​‍ ‍‌‍‍‌‌‍ ​‍​‍​‍ ​​‍​‍‌‍‍​‌ ​‍‌‍‌‌‌‍‌‍​‍​‍​ ‍‍​‍​‍‌‍‍​‌ ‌​‌ ‌​‌ ​​‌ ​ ​ ‍‍​‍ ​‍ ‌‍​ ‌‍‍​‌‍‌‌‌‍ ​‌ ​ ‌‍‌‌‌‍​‌‌ ​​‌‍‍‌‌‍‌‌‌ ​‍‌ ​ ​‍ ‍‌ ​ ‌‍​‌‌‍ ‍‌‍‍‌‌ ‌​‌ ‍‌​‍ ‍‌ ​ ‌ ‌​‌ ‌‌‌‍‌​‌‍‍‌‌‍ ​‍ ‌‍‍‌‌‍ ‍‌ ‌​‌‍‌‌‌‍ ‍‌ ‌​​‍ ‌‍‌‌‌‍‌​‌‍‍‌‌ ‌​​‍ ‌‍ ‌‌‍ ‌‍‌​‌‍‌‌​ ‌‌ ​​‌ ​‍‌‍‌‌‌ ​ ‌‍‌‌‌‍ ‍‌ ‌​‌‍​‌‌ ‌​‌‍‍‌‌‍ ‌‍ ‍​ ‍ ‌‍‍‌‌‍‌​​ ‌‌‍​‍​ ‌‌​ ‍​​ ‍‌​ ​‌​ ‍​‌‍‌‍​ ‍​​‍ ‌‌‍​‌‌‍​ ​ ‍​​ ‌​​‍ ‌​ ‌​​ ‌ ‌‍​‍​ ​‌​‍ ‌​ ‍​​ ​​​ ‌‌‌‍‌​​‍ ‌​ ​​​ ‌ ​ ​‌‌‍‌‍​ ​‌​ ‌‌​ ‍​​ ‍‌​ ‍​​ ‌‌​ ‌‌​ ​​​ ‍ ‌ ‌​‌ ‍‌‌ ​​‌‍‌‌​ ‌‌‍‌‍‌‍​‌‌ ​‌​ ‍ ‌ ​​‌‍​‌‌ ‌​‌‍‍​​ ‌‌ ​‍‌‍‍‌‌‍​ ‌‍‍​‌‌‌​‌‍‌‌‌ ‍​‌ ‌​​‍‌‌​ ‌‌‌​​‍‌‌ ‌‍‍ ‌‍‌‌‌ ‍‌​‍‌‌​ ​ ‌​‌​​‍‌‌​ ​ ‌​‌​​‍‌‌​ ​‍​ ​‍‌‍‌​‌‍‌​‌‍​ ​ ‌ ​ ‌ ​ ‌​​ ​‌‌‍​ ‌‍​‌​ ‍‌‌‍‌‌‌‍‌‍​‍‌‌​ ​‍​ ​‍​‍‌‌​ ‌‌‌​‌​​‍ ‍‌‍​ ‌‍‍​‌‍‍‌‌‍ ​‌‍‌​‌ ​‍‌‍‌‌‌‍ ‍​‍‌‌​ ‌‌‌​​‍‌‌ ‌‍‍ ‌‍‌‌‌ ‍‌​‍‌‌​ ​ ‌​‌​​‍‌‌​ ​ ‌​‌​​‍‌‌​ ​‍​ ​‍​ ‌‌‌‍​‍​ ​‌​ ​‍​ ​‍​ ‌‌‌‍​‌​ ​‌​ ​​​ ‌‍​ ​​​ ‌‌​‍‌‌​ ​‍​ ​‍​‍‌‌​ ‌‌‌​‌​​‍ ‍‌ ‌​‌‍‌‌‌ ‍​‌ ‌​​ ‌‍​‍‌‍​‌‌ ​ ‌‍‌‌‌‌‌‌‌ ​‍‌‍ ​​ ‌‌‍‍​‌ ‌​‌ ‌​‌ ​​‌ ​ ​‍‌‌​ ​ ‌​​‌​‍‌‌​ ​‍‌​‌‍​‍‌‌​ ​‍‌​‌‍‌‍​ ‌‍‍​‌‍‌‌‌‍ ​‌ ​ ‌‍‌‌‌‍​‌‌ ​​‌‍‍‌‌‍‌‌‌ ​‍‌ ​ ​‍ ‍‌ ​ ‌‍​‌‌‍ ‍‌‍‍‌‌ ‌​‌ ‍‌​‍ ‍‌ ​ ‌ ‌​‌ ‌‌‌‍‌​‌‍‍‌‌‍ ​‍‌‍‌‍‍‌‌‍‌​​ ‌‌‍​‍​ ‌‌​ ‍​​ ‍‌​ ​‌​ ‍​‌‍‌‍​ ‍​​‍ ‌‌‍​‌‌‍​ ​ ‍​​ ‌​​‍ ‌​ ‌​​ ‌ ‌‍​‍​ ​‌​‍ ‌​ ‍​​ ​​​ ‌‌‌‍‌​​‍ ‌​ ​​​ ‌ ​ ​‌‌‍‌‍​ ​‌​ ‌‌​ ‍​​ ‍‌​ ‍​​ ‌‌​ ‌‌​ ​​​‍‌‍‌ ‌​‌ ‍‌‌ ​​‌‍‌‌​ ‌‌‍‌‍‌‍​‌‌ ​‌​‍‌‍‌ ​​‌‍​‌‌ ‌​‌‍‍​​ ‌‌ ​‍‌‍‍‌‌‍​ ‌‍‍​‌‌‌​‌‍‌‌‌ ‍​‌ ‌​​‍‌‌​ ‌‌‌​​‍‌‌ ‌‍‍ ‌‍‌‌‌ ‍‌​‍‌‌​ ​ ‌​‌​​‍‌‌​ ​ ‌​‌​​‍‌‌​ ​‍​ ​‍‌‍‌​‌‍‌​‌‍​ ​ ‌ ​ ‌ ​ ‌​​ ​‌‌‍​ ‌‍​‌​ ‍‌‌‍‌‌‌‍‌‍​‍‌‌​ ​‍​ ​‍​‍‌‌​ ‌‌‌​‌​​‍ ‍‌‍​ ‌‍‍​‌‍‍‌‌‍ ​‌‍‌​‌ ​‍‌‍‌‌‌‍ ‍​‍‌‌​ ‌‌‌​​‍‌‌ ‌‍‍ ‌‍‌‌‌ ‍‌​‍‌‌​ ​ ‌​‌​​‍‌‌​ ​ ‌​‌​​‍‌‌​ ​‍​ ​‍​ ‌‌‌‍​‍​ ​‌​ ​‍​ ​‍​ ‌‌‌‍​‌​ ​‌​ ​​​ ‌‍​ ​​​ ‌‌​‍‌‌​ ​‍​ ​‍​‍‌‌​ ‌‌‌​‌​​‍ ‍‌ ‌​‌‍‌‌‌ ‍​‌ ‌​​‍‌‍‌ ​​‌‍‌‌‌ ​‍‌ ​ ‌ ​​‌‍‌‌‌‍​ ‌ ‌​‌‍‍‌‌ ‌‍‌‍‌‌​ ‌‌ ​​‌ ‌‌‌‍​‍‌‍ ​‌‍‍‌‌ ​ ‌‍‍​‌‍‌‌‌‍‌​​‍​‍‌ ‌
Absolutely NO parents, friends or family on the sidelines.​​​​‌ ‍ ​‍​‍‌‍ ‌ ​‍‌‍‍‌‌‍‌ ‌‍‍‌‌‍ ‍​‍​‍​ ‍‍​‍​‍‌ ​ ‌‍​‌‌‍ ‍‌‍‍‌‌ ‌​‌ ‍‌​‍ ‍‌‍‍‌‌‍ ​‍​‍​‍ ​​‍​‍‌‍‍​‌ ​‍‌‍‌‌‌‍‌‍​‍​‍​ ‍‍​‍​‍‌‍‍​‌ ‌​‌ ‌​‌ ​​‌ ​ ​ ‍‍​‍ ​‍ ‌‍​ ‌‍‍​‌‍‌‌‌‍ ​‌ ​ ‌‍‌‌‌‍​‌‌ ​​‌‍‍‌‌‍‌‌‌ ​‍‌ ​ ​‍ ‍‌ ​ ‌‍​‌‌‍ ‍‌‍‍‌‌ ‌​‌ ‍‌​‍ ‍‌ ​ ‌ ‌​‌ ‌‌‌‍‌​‌‍‍‌‌‍ ​‍ ‌‍‍‌‌‍ ‍‌ ‌​‌‍‌‌‌‍ ‍‌ ‌​​‍ ‌‍‌‌‌‍‌​‌‍‍‌‌ ‌​​‍ ‌‍ ‌‌‍ ‌‍‌​‌‍‌‌​ ‌‌ ​​‌ ​‍‌‍‌‌‌ ​ ‌‍‌‌‌‍ ‍‌ ‌​‌‍​‌‌ ‌​‌‍‍‌‌‍ ‌‍ ‍​ ‍ ‌‍‍‌‌‍‌​​ ‌‌‍​‍​ ‌‌​ ‍​​ ‍‌​ ​‌​ ‍​‌‍‌‍​ ‍​​‍ ‌‌‍​‌‌‍​ ​ ‍​​ ‌​​‍ ‌​ ‌​​ ‌ ‌‍​‍​ ​‌​‍ ‌​ ‍​​ ​​​ ‌‌‌‍‌​​‍ ‌​ ​​​ ‌ ​ ​‌‌‍‌‍​ ​‌​ ‌‌​ ‍​​ ‍‌​ ‍​​ ‌‌​ ‌‌​ ​​​ ‍ ‌ ‌​‌ ‍‌‌ ​​‌‍‌‌​ ‌‌‍‌‍‌‍​‌‌ ​‌​ ‍ ‌ ​​‌‍​‌‌ ‌​‌‍‍​​ ‌‌ ​‍‌‍‍‌‌‍​ ‌‍‍​‌‌‌​‌‍‌‌‌ ‍​‌ ‌​​‍‌‌​ ‌‌‌​​‍‌‌ ‌‍‍ ‌‍‌‌‌ ‍‌​‍‌‌​ ​ ‌​‌​​‍‌‌​ ​ ‌​‌​​‍‌‌​ ​‍​ ​‍‌‍‌‌‌‍‌​‌‍​ ​ ​‌​ ‌‍​ ​​​ ‌ ​ ‍‌‌‍​‍‌‍​‍‌‍‌‌​ ‌‌​‍‌‌​ ​‍​ ​‍​‍‌‌​ ‌‌‌​‌​​‍ ‍‌‍​ ‌‍‍​‌‍‍‌‌‍ ​‌‍‌​‌ ​‍‌‍‌‌‌‍ ‍​‍‌‌​ ‌‌‌​​‍‌‌ ‌‍‍ ‌‍‌‌‌ ‍‌​‍‌‌​ ​ ‌​‌​​‍‌‌​ ​ ‌​‌​​‍‌‌​ ​‍​ ​‍‌‍​‍​ ‍‌‌‍‌​‌‍​ ‌‍‌‍‌‍​ ‌‍‌​​ ​ ​ ​‍​ ‌ ‌‍‌​​ ​‍​‍‌‌​ ​‍​ ​‍​‍‌‌​ ‌‌‌​‌​​‍ ‍‌ ‌​‌‍‌‌‌ ‍​‌ ‌​​ ‌‍​‍‌‍​‌‌ ​ ‌‍‌‌‌‌‌‌‌ ​‍‌‍ ​​ ‌‌‍‍​‌ ‌​‌ ‌​‌ ​​‌ ​ ​‍‌‌​ ​ ‌​​‌​‍‌‌​ ​‍‌​‌‍​‍‌‌​ ​‍‌​‌‍‌‍​ ‌‍‍​‌‍‌‌‌‍ ​‌ ​ ‌‍‌‌‌‍​‌‌ ​​‌‍‍‌‌‍‌‌‌ ​‍‌ ​ ​‍ ‍‌ ​ ‌‍​‌‌‍ ‍‌‍‍‌‌ ‌​‌ ‍‌​‍ ‍‌ ​ ‌ ‌​‌ ‌‌‌‍‌​‌‍‍‌‌‍ ​‍‌‍‌‍‍‌‌‍‌​​ ‌‌‍​‍​ ‌‌​ ‍​​ ‍‌​ ​‌​ ‍​‌‍‌‍​ ‍​​‍ ‌‌‍​‌‌‍​ ​ ‍​​ ‌​​‍ ‌​ ‌​​ ‌ ‌‍​‍​ ​‌​‍ ‌​ ‍​​ ​​​ ‌‌‌‍‌​​‍ ‌​ ​​​ ‌ ​ ​‌‌‍‌‍​ ​‌​ ‌‌​ ‍​​ ‍‌​ ‍​​ ‌‌​ ‌‌​ ​​​‍‌‍‌ ‌​‌ ‍‌‌ ​​‌‍‌‌​ ‌‌‍‌‍‌‍​‌‌ ​‌​‍‌‍‌ ​​‌‍​‌‌ ‌​‌‍‍​​ ‌‌ ​‍‌‍‍‌‌‍​ ‌‍‍​‌‌‌​‌‍‌‌‌ ‍​‌ ‌​​‍‌‌​ ‌‌‌​​‍‌‌ ‌‍‍ ‌‍‌‌‌ ‍‌​‍‌‌​ ​ ‌​‌​​‍‌‌​ ​ ‌​‌​​‍‌‌​ ​‍​ ​‍‌‍‌‌‌‍‌​‌‍​ ​ ​‌​ ‌‍​ ​​​ ‌ ​ ‍‌‌‍​‍‌‍​‍‌‍‌‌​ ‌‌​‍‌‌​ ​‍​ ​‍​‍‌‌​ ‌‌‌​‌​​‍ ‍‌‍​ ‌‍‍​‌‍‍‌‌‍ ​‌‍‌​‌ ​‍‌‍‌‌‌‍ ‍​‍‌‌​ ‌‌‌​​‍‌‌ ‌‍‍ ‌‍‌‌‌ ‍‌​‍‌‌​ ​ ‌​‌​​‍‌‌​ ​ ‌​‌​​‍‌‌​ ​‍​ ​‍‌‍​‍​ ‍‌‌‍‌​‌‍​ ‌‍‌‍‌‍​ ‌‍‌​​ ​ ​ ​‍​ ‌ ‌‍‌​​ ​‍​‍‌‌​ ​‍​ ​‍​‍‌‌​ ‌‌‌​‌​​‍ ‍‌ ‌​‌‍‌‌‌ ‍​‌ ‌​​‍‌‍‌ ​​‌‍‌‌‌ ​‍‌ ​ ‌ ​​‌‍‌‌‌‍​ ‌ ‌​‌‍‍‌‌ ‌‍‌‍‌‌​ ‌‌ ​​‌ ‌‌‌‍​‍‌‍ ​‌‍‍‌‌ ​ ‌‍‍​‌‍‌‌‌‍‌​​‍​‍‌ ‌
Each player must have the necessary equipment on at all times.​​​​‌ ‍ ​‍​‍‌‍ ‌ ​‍‌‍‍‌‌‍‌ ‌‍‍‌‌‍ ‍​‍​‍​ ‍‍​‍​‍‌ ​ ‌‍​‌‌‍ ‍‌‍‍‌‌ ‌​‌ ‍‌​‍ ‍‌‍‍‌‌‍ ​‍​‍​‍ ​​‍​‍‌‍‍​‌ ​‍‌‍‌‌‌‍‌‍​‍​‍​ ‍‍​‍​‍‌‍‍​‌ ‌​‌ ‌​‌ ​​‌ ​ ​ ‍‍​‍ ​‍ ‌‍​ ‌‍‍​‌‍‌‌‌‍ ​‌ ​ ‌‍‌‌‌‍​‌‌ ​​‌‍‍‌‌‍‌‌‌ ​‍‌ ​ ​‍ ‍‌ ​ ‌‍​‌‌‍ ‍‌‍‍‌‌ ‌​‌ ‍‌​‍ ‍‌ ​ ‌ ‌​‌ ‌‌‌‍‌​‌‍‍‌‌‍ ​‍ ‌‍‍‌‌‍ ‍‌ ‌​‌‍‌‌‌‍ ‍‌ ‌​​‍ ‌‍‌‌‌‍‌​‌‍‍‌‌ ‌​​‍ ‌‍ ‌‌‍ ‌‍‌​‌‍‌‌​ ‌‌ ​​‌ ​‍‌‍‌‌‌ ​ ‌‍‌‌‌‍ ‍‌ ‌​‌‍​‌‌ ‌​‌‍‍‌‌‍ ‌‍ ‍​ ‍ ‌‍‍‌‌‍‌​​ ‌‌‍​‍​ ‌‌​ ‍​​ ‍‌​ ​‌​ ‍​‌‍‌‍​ ‍​​‍ ‌‌‍​‌‌‍​ ​ ‍​​ ‌​​‍ ‌​ ‌​​ ‌ ‌‍​‍​ ​‌​‍ ‌​ ‍​​ ​​​ ‌‌‌‍‌​​‍ ‌​ ​​​ ‌ ​ ​‌‌‍‌‍​ ​‌​ ‌‌​ ‍​​ ‍‌​ ‍​​ ‌‌​ ‌‌​ ​​​ ‍ ‌ ‌​‌ ‍‌‌ ​​‌‍‌‌​ ‌‌‍‌‍‌‍​‌‌ ​‌​ ‍ ‌ ​​‌‍​‌‌ ‌​‌‍‍​​ ‌‌ ​‍‌‍‍‌‌‍​ ‌‍‍​‌‌‌​‌‍‌‌‌ ‍​‌ ‌​​‍‌‌​ ‌‌‌​​‍‌‌ ‌‍‍ ‌‍‌‌‌ ‍‌​‍‌‌​ ​ ‌​‌​​‍‌‌​ ​ ‌​‌​​‍‌‌​ ​‍​ ​‍​ ‌‌​ ​‍‌‍​ ​ ‌‌​ ‌ ​ ​‍​ ​​​ ​‌​ ​‌​ ‍​​ ‍‌​ ​ ​‍‌‌​ ​‍​ ​‍​‍‌‌​ ‌‌‌​‌​​‍ ‍‌‍​ ‌‍‍​‌‍‍‌‌‍ ​‌‍‌​‌ ​‍‌‍‌‌‌‍ ‍​‍‌‌​ ‌‌‌​​‍‌‌ ‌‍‍ ‌‍‌‌‌ ‍‌​‍‌‌​ ​ ‌​‌​​‍‌‌​ ​ ‌​‌​​‍‌‌​ ​‍​ ​‍​ ​​​ ​‍​ ‌‌‌‍​‌​ ​‍‌‍‌‌‌‍‌‌‌‍‌​‌‍​‌​ ‍‌‌‍‌‍​ ​‌​‍‌‌​ ​‍​ ​‍​‍‌‌​ ‌‌‌​‌​​‍ ‍‌ ‌​‌‍‌‌‌ ‍​‌ ‌​​ ‌‍​‍‌‍​‌‌ ​ ‌‍‌‌‌‌‌‌‌ ​‍‌‍ ​​ ‌‌‍‍​‌ ‌​‌ ‌​‌ ​​‌ ​ ​‍‌‌​ ​ ‌​​‌​‍‌‌​ ​‍‌​‌‍​‍‌‌​ ​‍‌​‌‍‌‍​ ‌‍‍​‌‍‌‌‌‍ ​‌ ​ ‌‍‌‌‌‍​‌‌ ​​‌‍‍‌‌‍‌‌‌ ​‍‌ ​ ​‍ ‍‌ ​ ‌‍​‌‌‍ ‍‌‍‍‌‌ ‌​‌ ‍‌​‍ ‍‌ ​ ‌ ‌​‌ ‌‌‌‍‌​‌‍‍‌‌‍ ​‍‌‍‌‍‍‌‌‍‌​​ ‌‌‍​‍​ ‌‌​ ‍​​ ‍‌​ ​‌​ ‍​‌‍‌‍​ ‍​​‍ ‌‌‍​‌‌‍​ ​ ‍​​ ‌​​‍ ‌​ ‌​​ ‌ ‌‍​‍​ ​‌​‍ ‌​ ‍​​ ​​​ ‌‌‌‍‌​​‍ ‌​ ​​​ ‌ ​ ​‌‌‍‌‍​ ​‌​ ‌‌​ ‍​​ ‍‌​ ‍​​ ‌‌​ ‌‌​ ​​​‍‌‍‌ ‌​‌ ‍‌‌ ​​‌‍‌‌​ ‌‌‍‌‍‌‍​‌‌ ​‌​‍‌‍‌ ​​‌‍​‌‌ ‌​‌‍‍​​ ‌‌ ​‍‌‍‍‌‌‍​ ‌‍‍​‌‌‌​‌‍‌‌‌ ‍​‌ ‌​​‍‌‌​ ‌‌‌​​‍‌‌ ‌‍‍ ‌‍‌‌‌ ‍‌​‍‌‌​ ​ ‌​‌​​‍‌‌​ ​ ‌​‌​​‍‌‌​ ​‍​ ​‍​ ‌‌​ ​‍‌‍​ ​ ‌‌​ ‌ ​ ​‍​ ​​​ ​‌​ ​‌​ ‍​​ ‍‌​ ​ ​‍‌‌​ ​‍​ ​‍​‍‌‌​ ‌‌‌​‌​​‍ ‍‌‍​ ‌‍‍​‌‍‍‌‌‍ ​‌‍‌​‌ ​‍‌‍‌‌‌‍ ‍​‍‌‌​ ‌‌‌​​‍‌‌ ‌‍‍ ‌‍‌‌‌ ‍‌​‍‌‌​ ​ ‌​‌​​‍‌‌​ ​ ‌​‌​​‍‌‌​ ​‍​ ​‍​ ​​​ ​‍​ ‌‌‌‍​‌​ ​‍‌‍‌‌‌‍‌‌‌‍‌​‌‍​‌​ ‍‌‌‍‌‍​ ​‌​‍‌‌​ ​‍​ ​‍​‍‌‌​ ‌‌‌​‌​​‍ ‍‌ ‌​‌‍‌‌‌ ‍​‌ ‌​​‍‌‍‌ ​​‌‍‌‌‌ ​‍‌ ​ ‌ ​​‌‍‌‌‌‍​ ‌ ‌​‌‍‍‌‌ ‌‍‌‍‌‌​ ‌‌ ​​‌ ‌‌‌‍​‍‌‍ ​‌‍‍‌‌ ​ ‌‍‍​‌‍‌‌‌‍‌​​‍​‍‌ ‌
This includes:​​​​‌ ‍ ​‍​‍‌‍ ‌ ​‍‌‍‍‌‌‍‌ ‌‍‍‌‌‍ ‍​‍​‍​ ‍‍​‍​‍‌ ​ ‌‍​‌‌‍ ‍‌‍‍‌‌ ‌​‌ ‍‌​‍ ‍‌‍‍‌‌‍ ​‍​‍​‍ ​​‍​‍‌‍‍​‌ ​‍‌‍‌‌‌‍‌‍​‍​‍​ ‍‍​‍​‍‌‍‍​‌ ‌​‌ ‌​‌ ​​‌ ​ ​ ‍‍​‍ ​‍ ‌‍​ ‌‍‍​‌‍‌‌‌‍ ​‌ ​ ‌‍‌‌‌‍​‌‌ ​​‌‍‍‌‌‍‌‌‌ ​‍‌ ​ ​‍ ‍‌ ​ ‌‍​‌‌‍ ‍‌‍‍‌‌ ‌​‌ ‍‌​‍ ‍‌ ​ ‌ ‌​‌ ‌‌‌‍‌​‌‍‍‌‌‍ ​‍ ‌‍‍‌‌‍ ‍‌ ‌​‌‍‌‌‌‍ ‍‌ ‌​​‍ ‌‍‌‌‌‍‌​‌‍‍‌‌ ‌​​‍ ‌‍ ‌‌‍ ‌‍‌​‌‍‌‌​ ‌‌ ​​‌ ​‍‌‍‌‌‌ ​ ‌‍‌‌‌‍ ‍‌ ‌​‌‍​‌‌ ‌​‌‍‍‌‌‍ ‌‍ ‍​ ‍ ‌‍‍‌‌‍‌​​ ‌‌‍​‍​ ‌‌​ ‍​​ ‍‌​ ​‌​ ‍​‌‍‌‍​ ‍​​‍ ‌‌‍​‌‌‍​ ​ ‍​​ ‌​​‍ ‌​ ‌​​ ‌ ‌‍​‍​ ​‌​‍ ‌​ ‍​​ ​​​ ‌‌‌‍‌​​‍ ‌​ ​​​ ‌ ​ ​‌‌‍‌‍​ ​‌​ ‌‌​ ‍​​ ‍‌​ ‍​​ ‌‌​ ‌‌​ ​​​ ‍ ‌ ‌​‌ ‍‌‌ ​​‌‍‌‌​ ‌‌‍‌‍‌‍​‌‌ ​‌​ ‍ ‌ ​​‌‍​‌‌ ‌​‌‍‍​​ ‌‌ ​‍‌‍‍‌‌‍​ ‌‍‍​‌‌‌​‌‍‌‌‌ ‍​‌ ‌​​‍‌‌​ ‌‌‌​​‍‌‌ ‌‍‍ ‌‍‌‌‌ ‍‌​‍‌‌​ ​ ‌​‌​​‍‌‌​ ​ ‌​‌​​‍‌‌​ ​‍​ ​‍‌‍​‍‌‍‌​‌‍‌​​ ‌ ‌‍​ ‌‍​ ​ ​‍​ ​​​ ​ ‌‍​‌‌‍‌‍​ ​‍​‍‌‌​ ​‍​ ​‍​‍‌‌​ ‌‌‌​‌​​‍ ‍‌‍​ ‌‍‍​‌‍‍‌‌‍ ​‌‍‌​‌ ​‍‌‍‌‌‌‍ ‍​‍‌‌​ ‌‌‌​​‍‌‌ ‌‍‍ ‌‍‌‌‌ ‍‌​‍‌‌​ ​ ‌​‌​​‍‌‌​ ​ ‌​‌​​‍‌‌​ ​‍​ ​‍​ ‌‍‌‍​‌​ ‌​​ ‍‌​ ​‍​ ​‍​ ‌​​ ‌‌​ ​‌​ ​ ‌‍​‌​ ​‍​‍‌‌​ ​‍​ ​‍​‍‌‌​ ‌‌‌​‌​​‍ ‍‌ ‌​‌‍‌‌‌ ‍​‌ ‌​​ ‌‍​‍‌‍​‌‌ ​ ‌‍‌‌‌‌‌‌‌ ​‍‌‍ ​​ ‌‌‍‍​‌ ‌​‌ ‌​‌ ​​‌ ​ ​‍‌‌​ ​ ‌​​‌​‍‌‌​ ​‍‌​‌‍​‍‌‌​ ​‍‌​‌‍‌‍​ ‌‍‍​‌‍‌‌‌‍ ​‌ ​ ‌‍‌‌‌‍​‌‌ ​​‌‍‍‌‌‍‌‌‌ ​‍‌ ​ ​‍ ‍‌ ​ ‌‍​‌‌‍ ‍‌‍‍‌‌ ‌​‌ ‍‌​‍ ‍‌ ​ ‌ ‌​‌ ‌‌‌‍‌​‌‍‍‌‌‍ ​‍‌‍‌‍‍‌‌‍‌​​ ‌‌‍​‍​ ‌‌​ ‍​​ ‍‌​ ​‌​ ‍​‌‍‌‍​ ‍​​‍ ‌‌‍​‌‌‍​ ​ ‍​​ ‌​​‍ ‌​ ‌​​ ‌ ‌‍​‍​ ​‌​‍ ‌​ ‍​​ ​​​ ‌‌‌‍‌​​‍ ‌​ ​​​ ‌ ​ ​‌‌‍‌‍​ ​‌​ ‌‌​ ‍​​ ‍‌​ ‍​​ ‌‌​ ‌‌​ ​​​‍‌‍‌ ‌​‌ ‍‌‌ ​​‌‍‌‌​ ‌‌‍‌‍‌‍​‌‌ ​‌​‍‌‍‌ ​​‌‍​‌‌ ‌​‌‍‍​​ ‌‌ ​‍‌‍‍‌‌‍​ ‌‍‍​‌‌‌​‌‍‌‌‌ ‍​‌ ‌​​‍‌‌​ ‌‌‌​​‍‌‌ ‌‍‍ ‌‍‌‌‌ ‍‌​‍‌‌​ ​ ‌​‌​​‍‌‌​ ​ ‌​‌​​‍‌‌​ ​‍​ ​‍‌‍​‍‌‍‌​‌‍‌​​ ‌ ‌‍​ ‌‍​ ​ ​‍​ ​​​ ​ ‌‍​‌‌‍‌‍​ ​‍​‍‌‌​ ​‍​ ​‍​‍‌‌​ ‌‌‌​‌​​‍ ‍‌‍​ ‌‍‍​‌‍‍‌‌‍ ​‌‍‌​‌ ​‍‌‍‌‌‌‍ ‍​‍‌‌​ ‌‌‌​​‍‌‌ ‌‍‍ ‌‍‌‌‌ ‍‌​‍‌‌​ ​ ‌​‌​​‍‌‌​ ​ ‌​‌​​‍‌‌​ ​‍​ ​‍​ ‌‍‌‍​‌​ ‌​​ ‍‌​ ​‍​ ​‍​ ‌​​ ‌‌​ ​‌​ ​ ‌‍​‌​ ​‍​‍‌‌​ ​‍​ ​‍​‍‌‌​ ‌‌‌​‌​​‍ ‍‌ ‌​‌‍‌‌‌ ‍​‌ ‌​​‍‌‍‌ ​​‌‍‌‌‌ ​‍‌ ​ ‌ ​​‌‍‌‌‌‍​ ‌ ‌​‌‍‍‌‌ ‌‍‌‍‌‌​ ‌‌ ​​‌ ‌‌‌‍​‍‌‍ ​‌‍‍‌‌ ​ ‌‍‍​‌‍‌‌‌‍‌​​‍​‍‌ ‌
Same colored jersey​​​​‌ ‍ ​‍​‍‌‍ ‌ ​‍‌‍‍‌‌‍‌ ‌‍‍‌‌‍ ‍​‍​‍​ ‍‍​‍​‍‌ ​ ‌‍​‌‌‍ ‍‌‍‍‌‌ ‌​‌ ‍‌​‍ ‍‌‍‍‌‌‍ ​‍​‍​‍ ​​‍​‍‌‍‍​‌ ​‍‌‍‌‌‌‍‌‍​‍​‍​ ‍‍​‍​‍‌‍‍​‌ ‌​‌ ‌​‌ ​​‌ ​ ​ ‍‍​‍ ​‍ ‌‍​ ‌‍‍​‌‍‌‌‌‍ ​‌ ​ ‌‍‌‌‌‍​‌‌ ​​‌‍‍‌‌‍‌‌‌ ​‍‌ ​ ​‍ ‍‌ ​ ‌‍​‌‌‍ ‍‌‍‍‌‌ ‌​‌ ‍‌​‍ ‍‌ ​ ‌ ‌​‌ ‌‌‌‍‌​‌‍‍‌‌‍ ​‍ ‌‍‍‌‌‍ ‍‌ ‌​‌‍‌‌‌‍ ‍‌ ‌​​‍ ‌‍‌‌‌‍‌​‌‍‍‌‌ ‌​​‍ ‌‍ ‌‌‍ ‌‍‌​‌‍‌‌​ ‌‌ ​​‌ ​‍‌‍‌‌‌ ​ ‌‍‌‌‌‍ ‍‌ ‌​‌‍​‌‌ ‌​‌‍‍‌‌‍ ‌‍ ‍​ ‍ ‌‍‍‌‌‍‌​​ ‌‌‍​‍​ ‌‌​ ‍​​ ‍‌​ ​‌​ ‍​‌‍‌‍​ ‍​​‍ ‌‌‍​‌‌‍​ ​ ‍​​ ‌​​‍ ‌​ ‌​​ ‌ ‌‍​‍​ ​‌​‍ ‌​ ‍​​ ​​​ ‌‌‌‍‌​​‍ ‌​ ​​​ ‌ ​ ​‌‌‍‌‍​ ​‌​ ‌‌​ ‍​​ ‍‌​ ‍​​ ‌‌​ ‌‌​ ​​​ ‍ ‌ ‌​‌ ‍‌‌ ​​‌‍‌‌​ ‌‌‍‌‍‌‍​‌‌ ​‌​ ‍ ‌ ​​‌‍​‌‌ ‌​‌‍‍​​ ‌‌ ​‍‌‍‍‌‌‍​ ‌‍‍​‌‌‌​‌‍‌‌‌ ‍​‌ ‌​​‍‌‌​ ‌‌‌​​‍‌‌ ‌‍‍ ‌‍‌‌‌ ‍‌​‍‌‌​ ​ ‌​‌​​‍‌‌​ ​ ‌​‌​​‍‌‌​ ​‍​ ​‍​ ​‌​ ​‍​ ‌ ​ ‌‌​ ​​‌‍‌‌​ ​‍‌‍​‍​ ​ ‌‍​‍​ ‍​‌‍‌​​‍‌‌​ ​‍​ ​‍​‍‌‌​ ‌‌‌​‌​​‍ ‍‌‍​ ‌‍‍​‌‍‍‌‌‍ ​‌‍‌​‌ ​‍‌‍‌‌‌‍ ‍​‍‌‌​ ‌‌‌​​‍‌‌ ‌‍‍ ‌‍‌‌‌ ‍‌​‍‌‌​ ​ ‌​‌​​‍‌‌​ ​ ‌​‌​​‍‌‌​ ​‍​ ​‍‌‍​‍​ ​‍​ ​‌‌‍‌‌‌‍‌‍​ ‌ ​ ‍​​ ‌​​ ‌‍​ ‌‍​ ‌ ​ ‍​​‍‌‌​ ​‍​ ​‍​‍‌‌​ ‌‌‌​‌​​‍ ‍‌ ‌​‌‍‌‌‌ ‍​‌ ‌​​ ‌‍​‍‌‍​‌‌ ​ ‌‍‌‌‌‌‌‌‌ ​‍‌‍ ​​ ‌‌‍‍​‌ ‌​‌ ‌​‌ ​​‌ ​ ​‍‌‌​ ​ ‌​​‌​‍‌‌​ ​‍‌​‌‍​‍‌‌​ ​‍‌​‌‍‌‍​ ‌‍‍​‌‍‌‌‌‍ ​‌ ​ ‌‍‌‌‌‍​‌‌ ​​‌‍‍‌‌‍‌‌‌ ​‍‌ ​ ​‍ ‍‌ ​ ‌‍​‌‌‍ ‍‌‍‍‌‌ ‌​‌ ‍‌​‍ ‍‌ ​ ‌ ‌​‌ ‌‌‌‍‌​‌‍‍‌‌‍ ​‍‌‍‌‍‍‌‌‍‌​​ ‌‌‍​‍​ ‌‌​ ‍​​ ‍‌​ ​‌​ ‍​‌‍‌‍​ ‍​​‍ ‌‌‍​‌‌‍​ ​ ‍​​ ‌​​‍ ‌​ ‌​​ ‌ ‌‍​‍​ ​‌​‍ ‌​ ‍​​ ​​​ ‌‌‌‍‌​​‍ ‌​ ​​​ ‌ ​ ​‌‌‍‌‍​ ​‌​ ‌‌​ ‍​​ ‍‌​ ‍​​ ‌‌​ ‌‌​ ​​​‍‌‍‌ ‌​‌ ‍‌‌ ​​‌‍‌‌​ ‌‌‍‌‍‌‍​‌‌ ​‌​‍‌‍‌ ​​‌‍​‌‌ ‌​‌‍‍​​ ‌‌ ​‍‌‍‍‌‌‍​ ‌‍‍​‌‌‌​‌‍‌‌‌ ‍​‌ ‌​​‍‌‌​ ‌‌‌​​‍‌‌ ‌‍‍ ‌‍‌‌‌ ‍‌​‍‌‌​ ​ ‌​‌​​‍‌‌​ ​ ‌​‌​​‍‌‌​ ​‍​ ​‍​ ​‌​ ​‍​ ‌ ​ ‌‌​ ​​‌‍‌‌​ ​‍‌‍​‍​ ​ ‌‍​‍​ ‍​‌‍‌​​‍‌‌​ ​‍​ ​‍​‍‌‌​ ‌‌‌​‌​​‍ ‍‌‍​ ‌‍‍​‌‍‍‌‌‍ ​‌‍‌​‌ ​‍‌‍‌‌‌‍ ‍​‍‌‌​ ‌‌‌​​‍‌‌ ‌‍‍ ‌‍‌‌‌ ‍‌​‍‌‌​ ​ ‌​‌​​‍‌‌​ ​ ‌​‌​​‍‌‌​ ​‍​ ​‍‌‍​‍​ ​‍​ ​‌‌‍‌‌‌‍‌‍​ ‌ ​ ‍​​ ‌​​ ‌‍​ ‌‍​ ‌ ​ ‍​​‍‌‌​ ​‍​ ​‍​‍‌‌​ ‌‌‌​‌​​‍ ‍‌ ‌​‌‍‌‌‌ ‍​‌ ‌​​‍‌‍‌ ​​‌‍‌‌‌ ​‍‌ ​ ‌ ​​‌‍‌‌‌‍​ ‌ ‌​‌‍‍‌‌ ‌‍‌‍‌‌​ ‌‌ ​​‌ ‌‌‌‍​‍‌‍ ​‌‍‍‌‌ ​ ‌‍‍​‌‍‌‌‌‍‌​​‍​‍‌ ‌